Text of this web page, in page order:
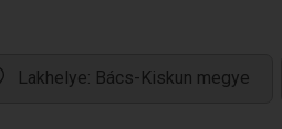
Lakhelye: Bács-Kiskun megye